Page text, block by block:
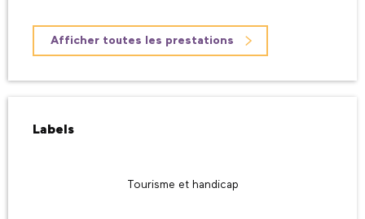
Afficher toutes les prestations
Labels
Labels
Tourisme et handicap